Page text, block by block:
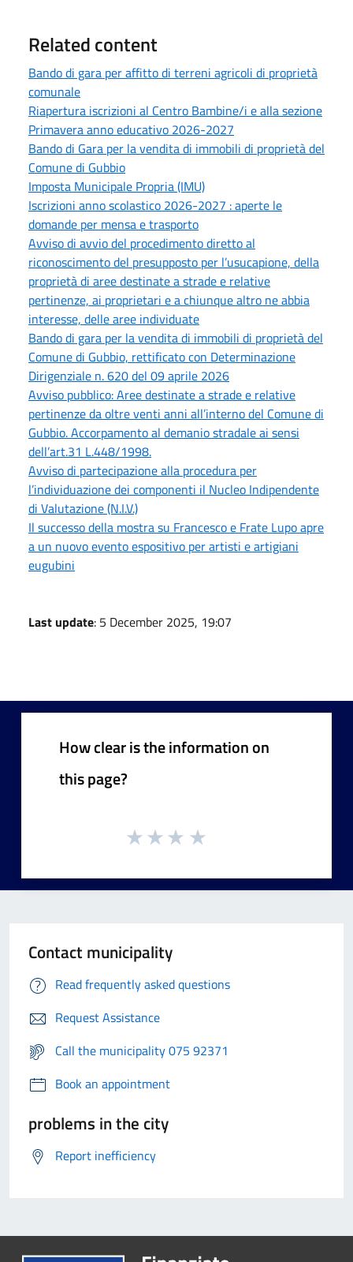
Related content
Bando di gara per affitto di terreni agricoli di proprietà
comunale
Riapertura iscrizioni al Centro Bambine/i e alla sezione
Primavera anno educativo 2026-2027
Bando di Gara per la vendita di immobili di proprietà del
Comune di Gubbio
Imposta Municipale Propria (IMU)
Iscrizioni anno scolastico 2026-2027 : aperte le
domande per mensa e trasporto
Avviso di avvio del procedimento diretto al
riconoscimento del presupposto per l’usucapione, della
proprietà di aree destinate a strade e relative
pertinenze, ai proprietari e a chiunque altro ne abbia
interesse, delle aree individuate
Bando di gara per la vendita di immobili di proprietà del
Comune di Gubbio, rettificato con Determinazione
Dirigenziale n. 620 del 09 aprile 2026
Avviso pubblico: Aree destinate a strade e relative
pertinenze da oltre venti anni all’interno del Comune di
Gubbio. Accorpamento al demanio stradale ai sensi
dell’art.31 L.448/1998.
Avviso di partecipazione alla procedura per
l’individuazione dei componenti il Nucleo Indipendente
di Valutazione (N.I.V.)
Il successo della mostra su Francesco e Frate Lupo apre
a un nuovo evento espositivo per artisti e artigiani
eugubini
Last update: 5 December 2025, 19:07
How clear is the information on
this page?
Contact municipality
Read frequently asked questions
Request Assistance
Call the municipality 075 92371
Book an appointment
problems in the city
Report inefficiency